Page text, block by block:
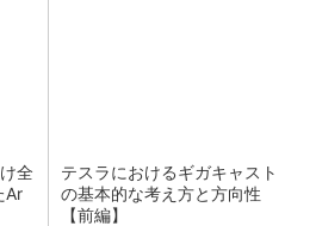
全
Ar
テスラにおけるギガキャスト
の基本的な考え方と方向性
【前編】